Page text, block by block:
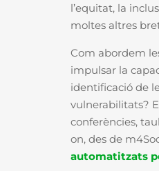
l’equitat, la
moltes altres
Com abordem
impulsar la
identificació de
vulnerabilitats?
conferències,
on, des de
automatitzats